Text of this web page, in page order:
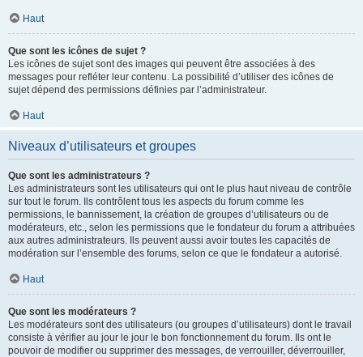
Haut
Que sont les icônes de sujet ?
Les icônes de sujet sont des images qui peuvent être associées à des
messages pour refléter leur contenu. La possibilité d’utiliser des icônes de
sujet dépend des permissions définies par l’administrateur.
Haut
Niveaux d’utilisateurs et groupes
Que sont les administrateurs ?
Les administrateurs sont les utilisateurs qui ont le plus haut niveau de contrôle
sur tout le forum. Ils contrôlent tous les aspects du forum comme les
permissions, le bannissement, la création de groupes d’utilisateurs ou de
modérateurs, etc., selon les permissions que le fondateur du forum a attribuées
aux autres administrateurs. Ils peuvent aussi avoir toutes les capacités de
modération sur l’ensemble des forums, selon ce que le fondateur a autorisé.
Haut
Que sont les modérateurs ?
Les modérateurs sont des utilisateurs (ou groupes d’utilisateurs) dont le travail
consiste à vérifier au jour le jour le bon fonctionnement du forum. Ils ont le
pouvoir de modifier ou supprimer des messages, de verrouiller, déverrouiller,